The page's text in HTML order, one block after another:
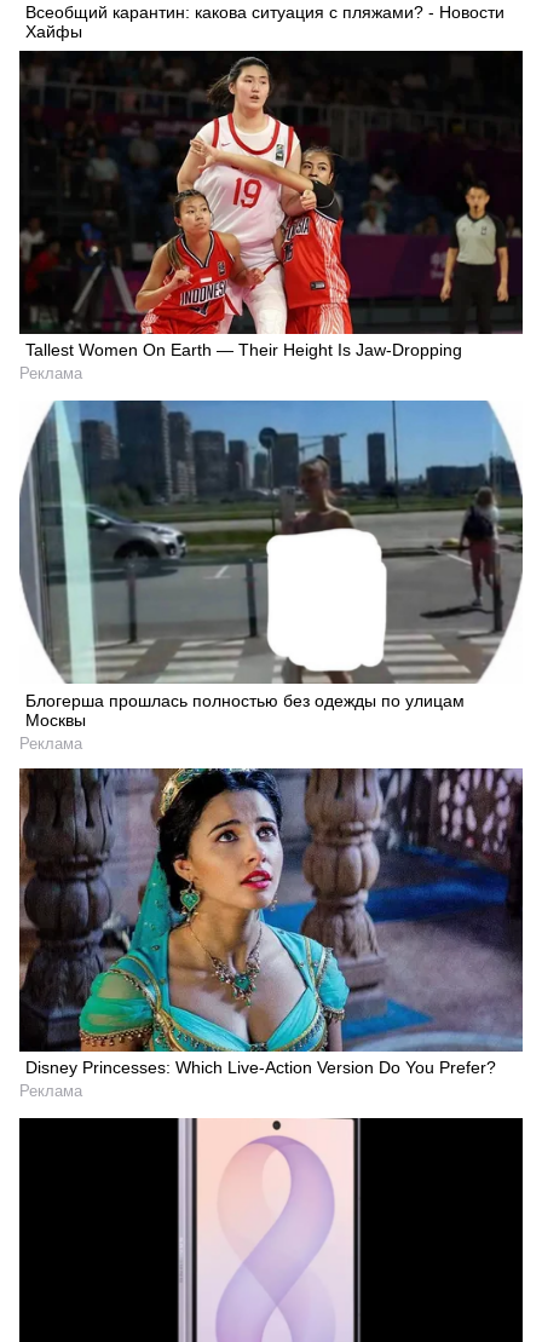
Всеобщий карантин: какова ситуация с пляжами? - Новости
Хайфы
Tallest Women On Earth — Their Height Is Jaw-Dropping
Реклама
Блогерша прошлась полностью без одежды по улицам
Москвы
Реклама
Disney Princesses: Which Live-Action Version Do You Prefer?
Реклама